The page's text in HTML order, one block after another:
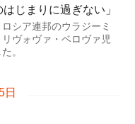
コンタクト
じまりに過ぎない」
シア連邦のウラジーミ
ヴォヴァ・ベロヴァ児
。
日